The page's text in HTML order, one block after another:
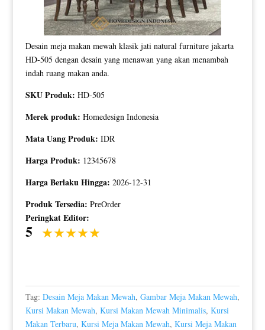
Desain meja makan mewah klasik jati natural furniture jakarta
HD-505 dengan desain yang menawan yang akan menambah
indah ruang makan anda.
SKU Produk: HD-505
Merek produk: Homedesign Indonesia
Mata Uang Produk: IDR
Harga Produk: 12345678
Harga Berlaku Hingga: 2026-12-31
Produk Tersedia: PreOrder
Peringkat Editor:
5
Tag: Desain Meja Makan Mewah, Gambar Meja Makan Mewah,
Kursi Makan Mewah, Kursi Makan Mewah Minimalis, Kursi
Makan Terbaru, Kursi Meja Makan Mewah, Kursi Meja Makan